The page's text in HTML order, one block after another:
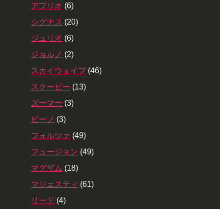
アプリオ (6)
シグナス (20)
ジュリオ (6)
ジョルノ (2)
スカイウェイブ (46)
スクーピー (13)
ズーマー (3)
ビーノ (3)
フォルツァ (49)
フュージョン (49)
マグザム (18)
マジェスティ (61)
リード (4)